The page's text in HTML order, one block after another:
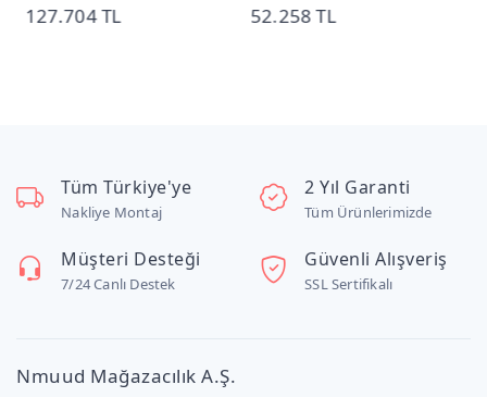
52.258 TL 23.188 TL
Tüm Türkiye'ye
Nakliye Montaj
2 Yıl Garanti
Tüm Ürünlerimizde
Müşteri Desteği
7/24 Canlı Destek
Güvenli Alışveriş
SSL Sertifikalı
Nmuud Mağazacılık A.Ş.